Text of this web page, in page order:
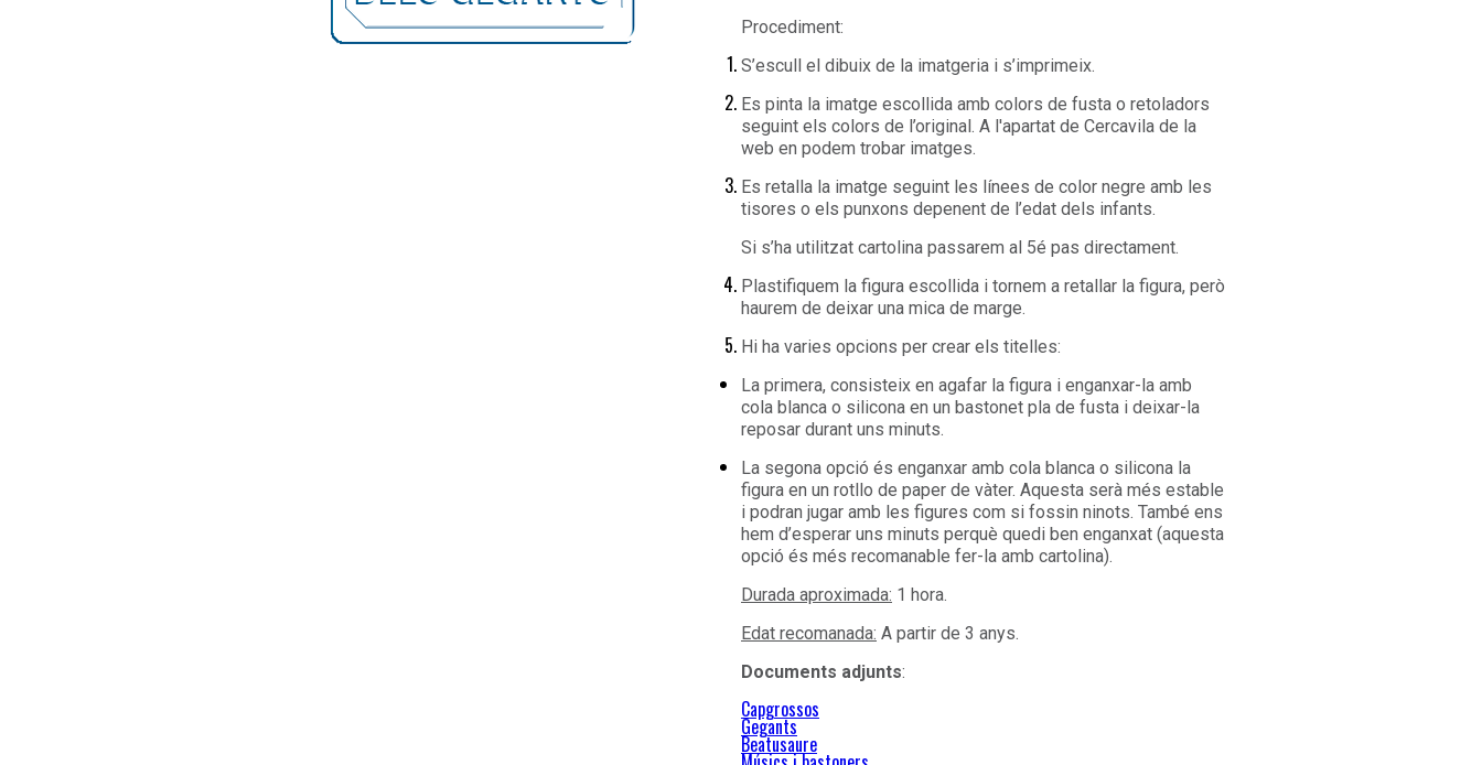
Procediment:
S’escull el dibuix de la imatgeria i s’imprimeix.
Es pinta la imatge escollida amb colors de fusta o retoladors
seguint els colors de l’original. A l'apartat de Cercavila de la
web en podem trobar imatges.
Es retalla la imatge seguint les línees de color negre amb les
tisores o els punxons depenent de l’edat dels infants.
Si s’ha utilitzat cartolina passarem al 5é pas directament.
Plastifiquem la figura escollida i tornem a retallar la figura, però
haurem de deixar una mica de marge.
Hi ha varies opcions per crear els titelles:
La primera, consisteix en agafar la figura i enganxar-la amb
cola blanca o silicona en un bastonet pla de fusta i deixar-la
reposar durant uns minuts.
La segona opció és enganxar amb cola blanca o silicona la
figura en un rotllo de paper de vàter. Aquesta serà més estable
i podran jugar amb les figures com si fossin ninots. També ens
hem d’esperar uns minuts perquè quedi ben enganxat (aquesta
opció és més recomanable fer-la amb cartolina).
Durada aproximada: 1 hora.
Edat recomanada: A partir de 3 anys.
Documents adjunts:
Capgrossos
Gegants
Beatusaure